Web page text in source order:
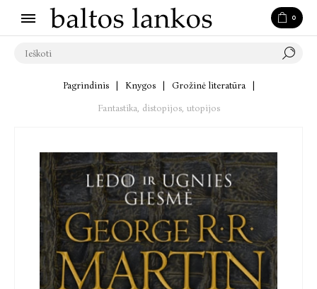
0
Pagrindinis Knygos Grožinė literatūra
Fantastika, distopijos, utopijos